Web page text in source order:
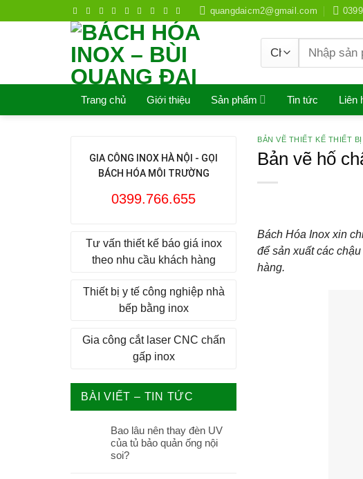
to
quangdaicm2@gmail.com
Search
Trang chủ Giới thiệu Sản phẩm Tin tức Liên
GIA CÔNG INOX HÀ NỘI - GỌI
BÁCH HÓA MÔI TRƯỜNG
0399.766.655
Tư vấn thiết kế báo giá inox
theo nhu cầu khách hàng
Thiết bị y tế công nghiệp nhà
bếp bằng inox
Gia công cắt laser CNC chấn
gấp inox
BÀI VIẾT – TIN TỨC
Bao lâu nên thay đèn UV
của tủ bảo quản ống nội
soi?
BẢN VẼ THIẾT KẾ THIẾT
Bản vẽ hố
Bách Hóa Inox xin
để sản xuất các
hàng.